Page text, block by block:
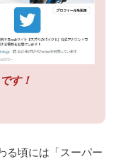
す！
る頃には「スーパー